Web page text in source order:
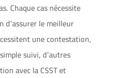
Chaque cas nécessite
d’assurer le meilleur
une contestation,
suivi, d’autres
avec la CSST et